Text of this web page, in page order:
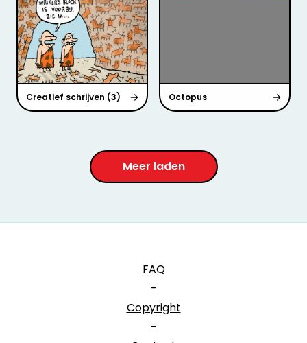
Creatief schrijven (3) Octopus
Meer laden
FAQ
-
Copyright
-